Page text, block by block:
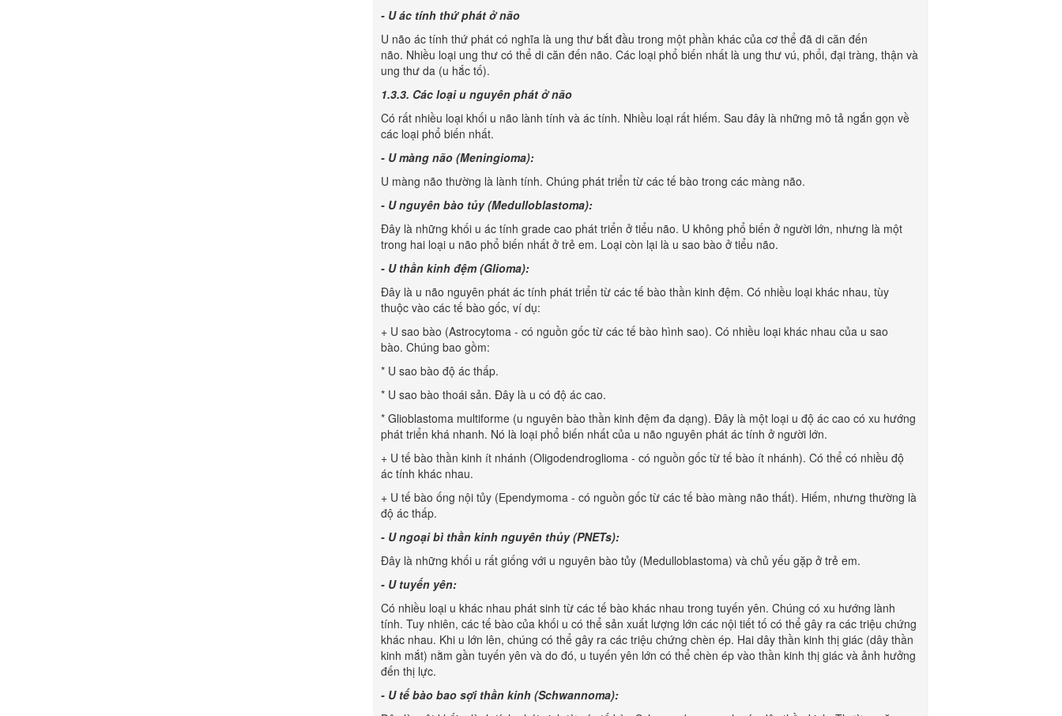
- U ác tính thứ phát ở não
U não ác tính thứ phát có nghĩa là ung thư bắt đầu trong một phần khác của cơ thể đã di căn đến
não. Nhiều loại ung thư có thể di căn đến não. Các loại phổ biến nhất là ung thư vú, phổi, đại tràng, thận và
ung thư da (u hắc tố).
1.3.3. Các loại u nguyên phát ở não
Có rất nhiều loại khối u não lành tính và ác tính. Nhiều loại rất hiếm. Sau đây là những mô tả ngắn gọn về
các loại phổ biến nhất.
- U màng não (Meningioma):
U màng não thường là lành tính. Chúng phát triển từ các tế bào trong các màng não.
- U nguyên bào tủy (Medulloblastoma):
Đây là những khối u ác tính grade cao phát triển ở tiểu não. U không phổ biến ở người lớn, nhưng là một
trong hai loại u não phổ biến nhất ở trẻ em. Loại còn lại là u sao bào ở tiểu não.
- U thần kinh đệm (Glioma):
Đây là u não nguyên phát ác tính phát triển từ các tế bào thần kinh đệm. Có nhiều loại khác nhau, tùy
thuộc vào các tế bào gốc, ví dụ:
+ U sao bào (Astrocytoma - có nguồn gốc từ các tế bào hình sao). Có nhiều loại khác nhau của u sao
bào. Chúng bao gồm:
* U sao bào độ ác thấp.
* U sao bào thoái sản. Đây là u có độ ác cao.
* Glioblastoma multiforme (u nguyên bào thần kinh đệm đa dạng). Đây là một loại u độ ác cao có xu hướng
phát triển khá nhanh. Nó là loại phổ biến nhất của u não nguyên phát ác tính ở người lớn.
+ U tế bào thần kinh ít nhánh (Oligodendroglioma - có nguồn gốc từ tế bào ít nhánh). Có thể có nhiều độ
ác tính khác nhau.
+ U tế bào ống nội tủy (Ependymoma - có nguồn gốc từ các tế bào màng não thất). Hiếm, nhưng thường là
độ ác thấp.
- U ngoại bì thần kinh nguyên thủy (PNETs):
Đây là những khối u rất giống với u nguyên bào tủy (Medulloblastoma) và chủ yếu gặp ở trẻ em.
- U tuyến yên:
Có nhiều loại u khác nhau phát sinh từ các tế bào khác nhau trong tuyến yên. Chúng có xu hướng lành
tính. Tuy nhiên, các tế bào của khối u có thể sản xuất lượng lớn các nội tiết tố có thể gây ra các triệu chứng
khác nhau. Khi u lớn lên, chúng có thể gây ra các triệu chứng chèn ép. Hai dây thần kinh thị giác (dây thần
kinh mắt) nằm gần tuyến yên và do đó, u tuyến yên lớn có thể chèn ép vào thần kinh thị giác và ảnh hưởng
đến thị lực.
- U tế bào bao sợi thần kinh (Schwannoma):